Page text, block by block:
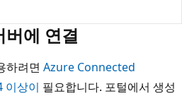
에 연결
하려면 Azure Connected
이상이 필요합니다. 포털에서 생성